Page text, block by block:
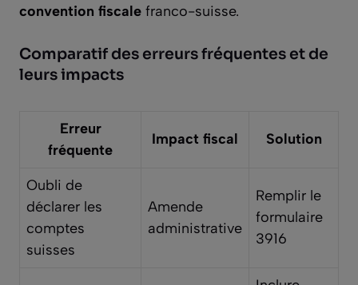
convention fiscale franco-suisse.
Comparatif des erreurs fréquentes et de
leurs impacts
Erreur
fréquente
Impact fiscal Solution
Oubli de
déclarer les
comptes
suisses
Amende
administrative
Remplir le
formulaire
3916